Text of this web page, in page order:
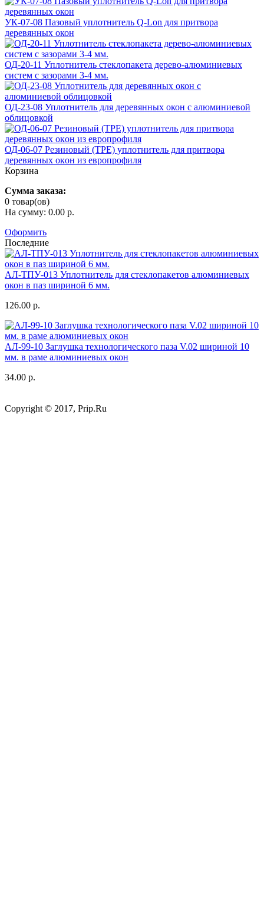
УК-07-08 Пазовый уплотнитель Q-Lon для притвора
деревянных окон
ОД-20-11 Уплотнитель стеклопакета дерево-алюминиевых
систем с зазорами 3-4 мм.
ОД-23-08 Уплотнитель для деревянных окон с алюминиевой
облицовкой
ОД-06-07 Резиновый (TPE) уплотнитель для притвора
деревянных окoн из европрофиля
Корзина
Сумма заказа:
0 товар(ов)
На сумму: 0.00 р.
Оформить
Последние
АЛ-ТПУ-013 Уплотнитель для стеклопакетов алюминиевых
окон в паз шириной 6 мм.
126.00 р.
АЛ-99-10 Заглушка технологического паза V.02 шириной 10
мм. в раме алюминиевых окон
34.00 р.
Copyright © 2017, Prip.Ru